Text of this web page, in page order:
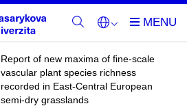
Report of new maxima of fine-scale
vascular plant species richness
recorded in East-Central European
semi-dry grasslands